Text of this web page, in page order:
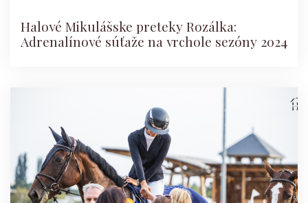
Halové Mikulášske preteky Rozálka:
Adrenalínové súťaže na vrchole sezóny 2024